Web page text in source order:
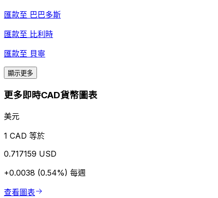
匯款至 巴巴多斯
匯款至 比利時
匯款至 貝寧
顯示更多
更多即時CAD貨幣圖表
美元
1 CAD 等於
0.717159 USD
+0.0038 (0.54%) 每週
查看圖表